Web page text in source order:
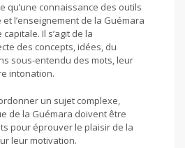
qu’une connaissance des outils
l’enseignement de la Guémara
Il s’agit de la
des concepts, idées, du
sous-entendu des mots, leur
intonation.
un sujet complexe,
de la Guémara doivent être
pour éprouver le plaisir de la
leur motivation.